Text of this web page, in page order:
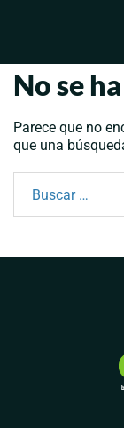
No se
Parece que no
que una